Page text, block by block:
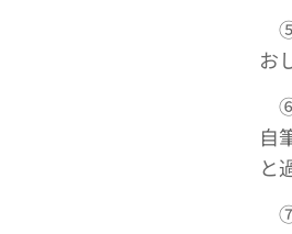
➄
お
⑥
自
と
⑦